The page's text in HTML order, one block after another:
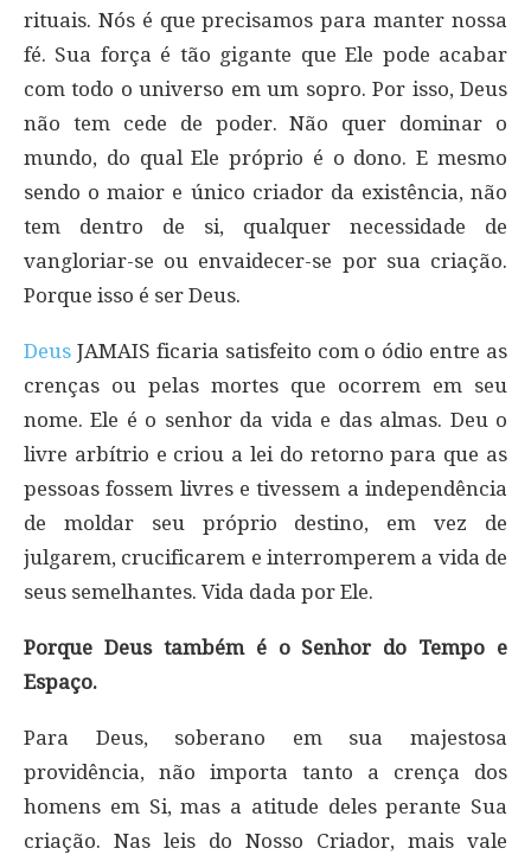
rituais. Nós é que precisamos para manter nossa
fé. Sua força é tão gigante que Ele pode acabar
com todo o universo em um sopro. Por isso, Deus
não tem cede de poder. Não quer dominar o
mundo, do qual Ele próprio é o dono. E mesmo
sendo o maior e único criador da existência, não
tem dentro de si, qualquer necessidade de
vangloriar-se ou envaidecer-se por sua criação.
Porque isso é ser Deus.
Deus JAMAIS ficaria satisfeito com o ódio entre as
crenças ou pelas mortes que ocorrem em seu
nome. Ele é o senhor da vida e das almas. Deu o
livre arbítrio e criou a lei do retorno para que as
pessoas fossem livres e tivessem a independência
de moldar seu próprio destino, em vez de
julgarem, crucificarem e interromperem a vida de
seus semelhantes. Vida dada por Ele.
Porque Deus também é o Senhor do Tempo e
Espaço.
Para Deus, soberano em sua majestosa
providência, não importa tanto a crença dos
homens em Si, mas a atitude deles perante Sua
criação. Nas leis do Nosso Criador, mais vale